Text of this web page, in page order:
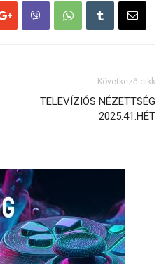
Következő cikk
TELEVÍZIÓS NÉZETTSÉG
2025.41.HÉT